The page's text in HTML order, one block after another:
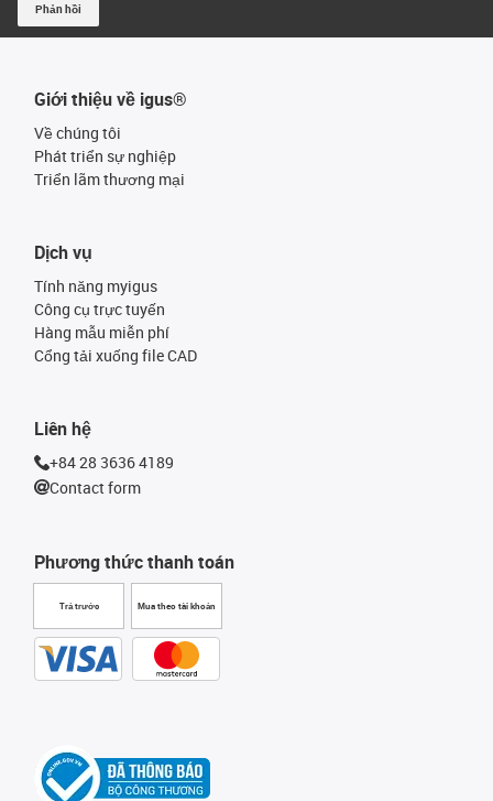
Phản hồi
Giới thiệu về igus®
Về chúng tôi
Phát triển sự nghiệp
Triển lãm thương mại
Phương thức thanh toán
Trả trước Mua theo tài khoản
Dịch vụ
Tính năng myigus
Công cụ trực tuyến
Hàng mẫu miễn phí
Cổng tải xuống file CAD
Liên hệ
+84 28 3636 4189
Contact form